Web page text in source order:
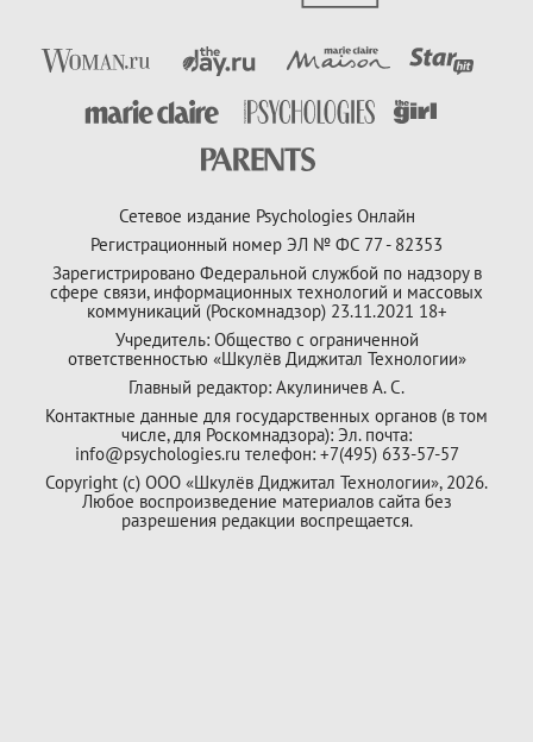
Сетевое издание Psychologies Онлайн
Регистрационный номер ЭЛ № ФС 77 - 82353
Зарегистрировано Федеральной службой по надзору в
сфере связи, информационных технологий и массовых
коммуникаций (Роскомнадзор) 23.11.2021 18+
Учредитель: Общество с ограниченной
ответственностью «Шкулёв Диджитал Технологии»
Главный редактор: Акулиничев А. С.
Контактные данные для государственных органов (в том
числе, для Роскомнадзора): Эл. почта:
info@psychologies.ru телефон: +7(495) 633-57-57
Copyright (с) ООО «Шкулёв Диджитал Технологии», 2026.
Любое воспроизведение материалов сайта без
разрешения редакции воспрещается.